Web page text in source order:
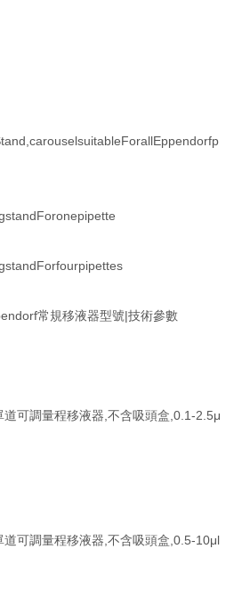
常規移液器型號|技術參數
可調量程移液器,不含吸頭盒,0.1-2.5μ
可調量程移液器,不含吸頭盒,0.5-10μl